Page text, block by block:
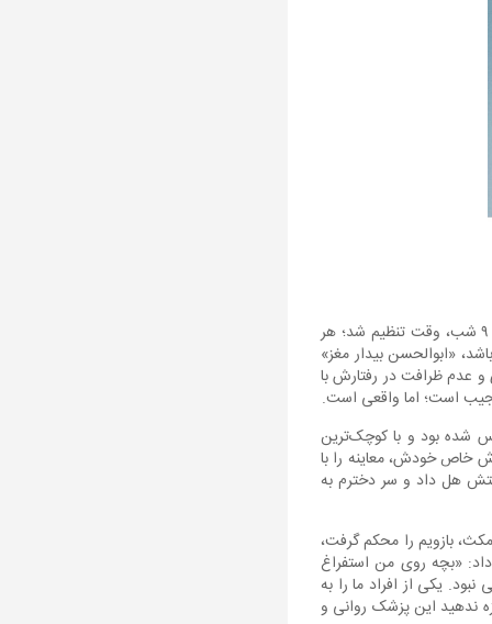
دختری یک ساله دارم که امروز حالش چندان مساعد نبود. از پزشکی وقت گرفتیم تا معاینه شود. برای ساعت ۹ شب، وقت تنظیم شد؛ هر
پزشک، که به نظر می‌رسد بالای ۷۰ سال سن داشته باشد، «ابوالحسن بیدار مغز»
عدم ظرافت در رفتارش با
است؛ اما واقعی است.
شده بود و با کوچک‌ترین
خاص خودش، معاینه را با
هل داد و سر دخترم به
بازویم را محکم گرفت،
«بچه روی من استفراغ
یکی از افراد ما را به
ندهید این پزشک روانی و